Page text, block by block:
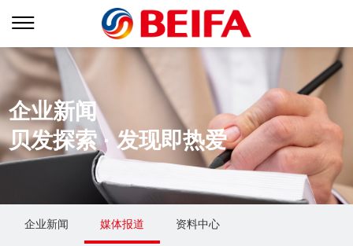
企业新闻
贝发探索 · 发现即热爱
企业新闻 媒体报道 资料中心